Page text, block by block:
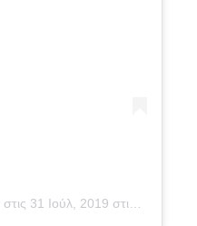
στις 31 Ιούλ, 2019 στις 9:03 πμ PDT